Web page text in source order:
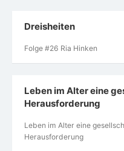
Dreisheiten
Folge #26 Ria Hinken
Leben im Alter eine
Herausforderung
Leben im Alter eine
Herausforderung